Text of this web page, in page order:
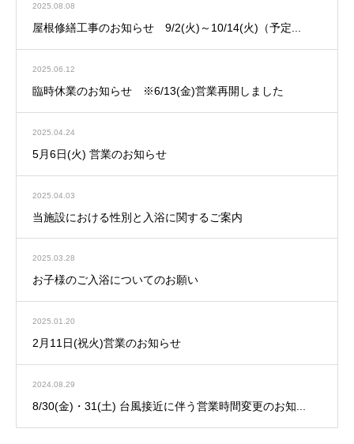
2025.08.08
屋根修繕工事のお知らせ 9/2(火)～10/14(火)（予定...
2025.06.12
臨時休業のお知らせ ※6/13(金)営業再開しました
2025.04.24
5月6日(火) 営業のお知らせ
2025.04.03
当施設における性別と入浴に関するご案内
2025.03.28
お子様のご入浴についてのお願い
2025.01.20
2月11日(祝火)営業のお知らせ
2024.08.29
8/30(金)・31(土) 台風接近に伴う営業時間変更のお知...